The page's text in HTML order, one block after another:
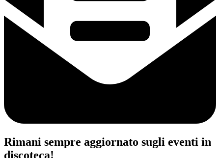
Rimani sempre aggiornato sugli eventi in
discoteca!